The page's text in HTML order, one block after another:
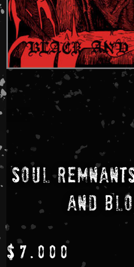
Soul
And
$ 7.000